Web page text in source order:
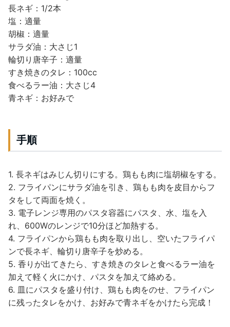
長ネギ：1/2本
塩：適量
胡椒：適量
サラダ油：大さじ1
輪切り唐辛子：適量
すき焼きのタレ：100cc
食べるラー油：大さじ4
青ネギ：お好みで
手順
1. 長ネギはみじん切りにする。鶏もも肉に塩胡椒をする。
2. フライパンにサラダ油を引き、鶏もも肉を皮目からフ
タをして両面を焼く。
3. 電子レンジ専用のパスタ容器にパスタ、水、塩を入
れ、600Wのレンジで10分ほど加熱する。
4. フライパンから鶏もも肉を取り出し、空いたフライパ
ンで長ネギ、輪切り唐辛子を炒める。
5. 香りが出てきたら、すき焼きのタレと食べるラー油を
加えて軽く火にかけ、パスタを加えて絡める。
6. 皿にパスタを盛り付け、鶏もも肉をのせ、フライパン
に残ったタレをかけ、お好みで青ネギをかけたら完成！